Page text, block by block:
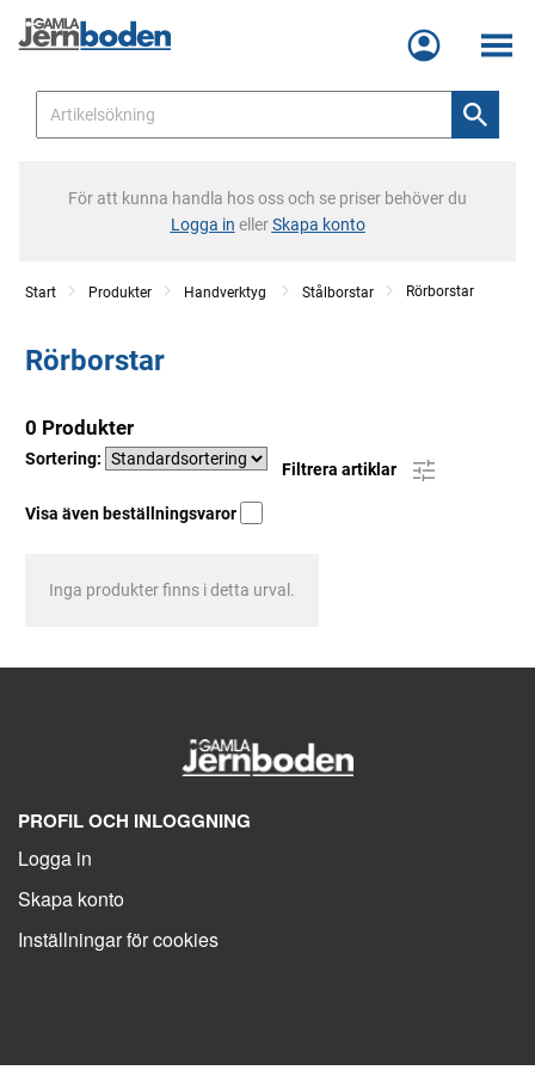
Meny
För att kunna handla hos oss och se priser behöver du
Logga in ellerSkapa konto
Start Produkter Handverktyg Stålborstar Rörborstar
Rörborstar
0 Produkter
Sortering:
Filtrera artiklar
Visa även beställningsvaror
Inga produkter finns i detta urval.
PROFIL OCH INLOGGNING
Logga in
Skapa konto
Inställningar för cookies